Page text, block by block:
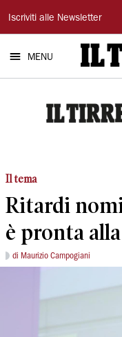
Il
Tirreno
Iscriviti alle Newsletter
MENU
Il tema
Ritardi
è pronta
di Maurizio Campogiani